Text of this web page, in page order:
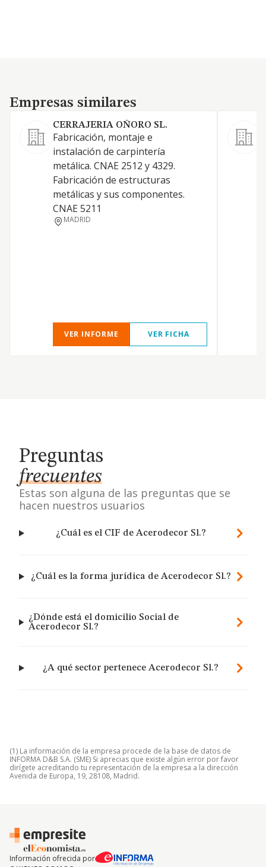
Empresas similares
Empresas similares
CERRAJERIA OÑORO SL.
Fabricación, montaje e
instalación de carpintería
metálica. CNAE 2512 y 4329.
Fabricación de estructuras
metálicas y sus componentes.
CNAE 5211
MADRID
VER INFORME VER FICHA
Preguntas
frecuentes
Estas son alguna de las preguntas que se
hacen nuestros usuarios
¿Cuál es el CIF de Acerodecor Sl.?
¿Cuál es la forma jurídica de Acerodecor Sl.?
¿Dónde está el domicilio Social de
Acerodecor Sl.?
¿A qué sector pertenece Acerodecor Sl.?
(1) La información de la empresa procede de la base de datos de
INFORMA D&B S.A. (SME) Si aprecias que existe algún error por favor
dirígete acreditando tu representación de la empresa a la dirección
Avenida de Europa, 19, 28108, Madrid.
Información ofrecida por